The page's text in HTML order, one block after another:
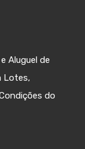
Aluguel de
Lotes,
do